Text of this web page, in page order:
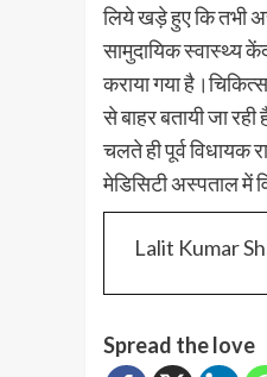
लिये खड़े हुए कि तभी
सामुदायिक स्वास्थ्य
कराया गया
से बाहर बतायी जा
चलते ही पूर्व
मेडिसिटी अस्पताल में
Lalit Kumar
Spread the love